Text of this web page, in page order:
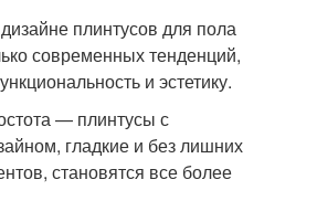
плинтусов для пола
современных тенденций,
и эстетику.
— плинтусы с
гладкие и без лишних
становятся все более